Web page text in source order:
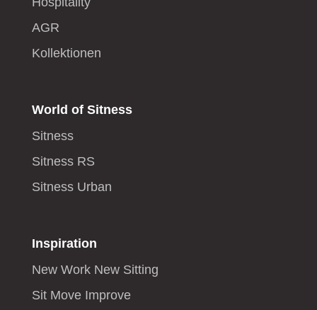
AGR
Kollektionen
World of Sitness
Sitness
Sitness RS
Sitness Urban
Inspiration
New Work New Sitting
Sit Move Improve